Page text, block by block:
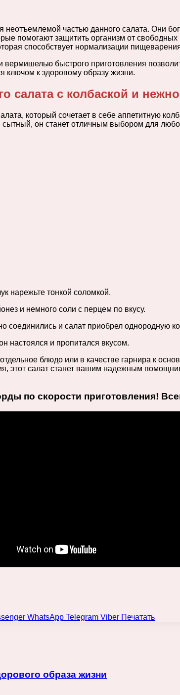
неотъемлемой частью данного салата. Они
помогают защитить организм от
способствует нормализации
вермишелью быстрого приготовления
ключом к здоровому образу жизни.
салата с колбаской и
который сочетает в себе аппетитную
он станет отличным выбором для
нарежьте тонкой соломкой.
и немного соли с перцем по вкусу.
и салат приобрел однородную
настоялся и пропитался вкусом.
блюдо или в качестве гарнира к
этот салат станет вашим надежным
по скорости приготовления!
WhatsApp Telegram Viber Печатать
образа жизни